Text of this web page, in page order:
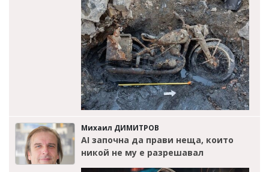
Михаил ДИМИТРОВ
AI започна да прави неща, които
никой не му е разрешавал